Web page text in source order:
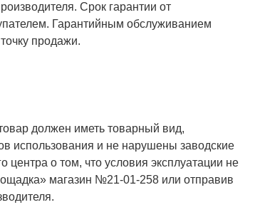
Срок гарантии от
Гарантийным обслуживанием
продажи.
должен иметь товарный вид,
использования и не нарушены заводские
о том, что условия эксплуатации не
магазин №21-01-258 или отправив